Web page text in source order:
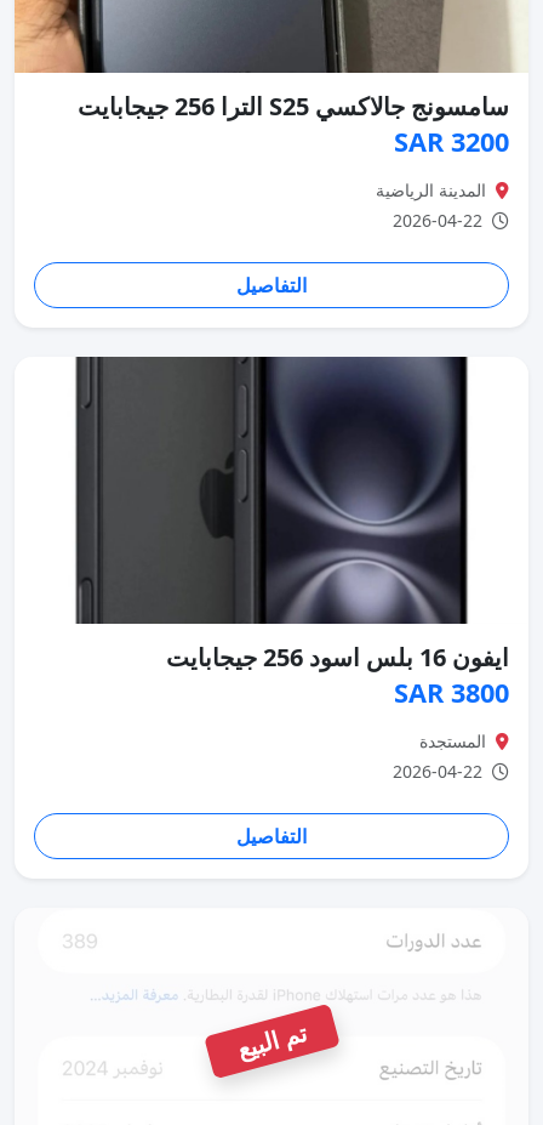
سامسونج جالاكسي S25 الترا 256 جيجابايت
3200 SAR
المدينة الرياضية
التفاصيل
ايفون 16 بلس اسود 256 جيجابايت
3800 SAR
المستجدة
التفاصيل
تم البيع